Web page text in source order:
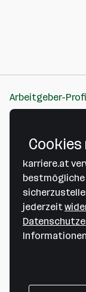
Arbeitgeber-
Cookies
karriere.at
bestmögliche
jederzeit